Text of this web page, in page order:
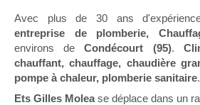
Avec plus de 30 ans
entreprise de plomberie,
environs deCondécourt (95).
chauffant, chauffage, chaudière
pompe à chaleur, plomberie sanitaire
Ets Gilles Molease déplace dans un